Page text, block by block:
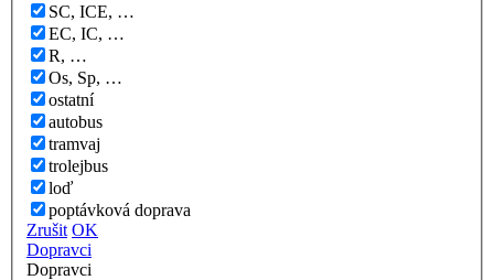
SC, ICE, …
EC, IC, …
R, …
Os, Sp, …
ostatní
autobus
tramvaj
trolejbus
loď
poptávková doprava
Zrušit OK
Dopravci
Dopravci